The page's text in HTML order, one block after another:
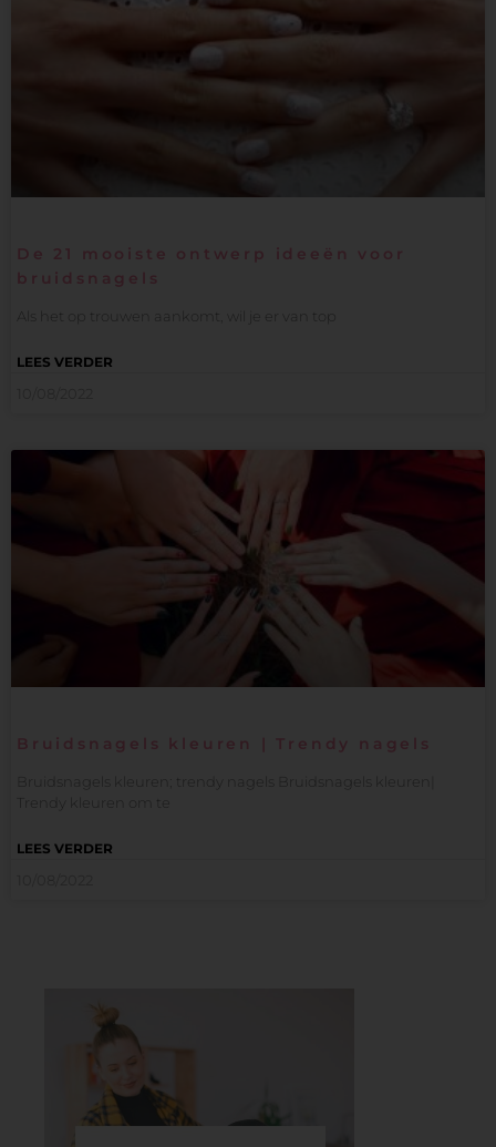
De 21 mooiste ontwerp ideeën voor
bruidsnagels
Als het op trouwen aankomt, wil je er van top
LEES VERDER
Bruidsnagels kleuren | Trendy nagels
Bruidsnagels kleuren; trendy nagels Bruidsnagels kleuren|
Trendy kleuren om te
LEES VERDER